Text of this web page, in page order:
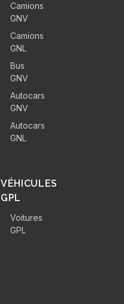
Camions
GNV
Camions
GNL
Bus
GNV
Autocars
GNV
Autocars
GNL
VÉHICULES
GPL
Voitures
GPL